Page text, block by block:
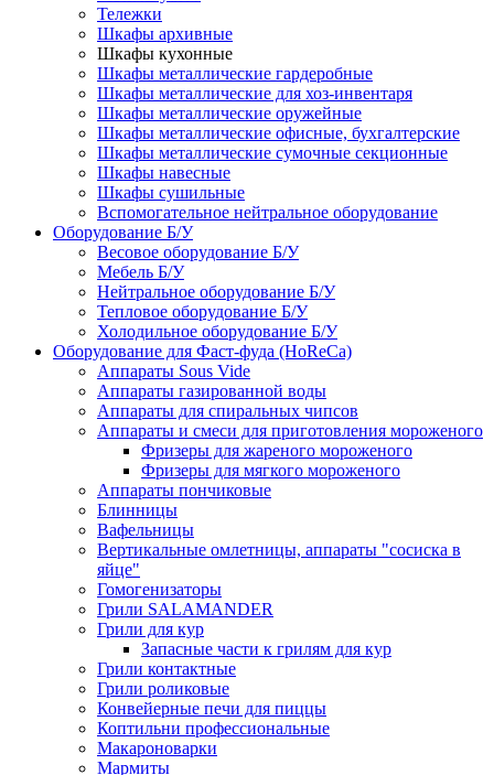
Тележки
Шкафы архивные
Шкафы кухонные
Шкафы металлические гардеробные
Шкафы металлические для хоз-инвентаря
Шкафы металлические оружейные
Шкафы металлические офисные, бухгалтерские
Шкафы металлические сумочные секционные
Шкафы навесные
Шкафы сушильные
Вспомогательное нейтральное оборудование
Оборудование Б/У
Весовое оборудование Б/У
Мебель Б/У
Нейтральное оборудование Б/У
Тепловое оборудование Б/У
Холодильное оборудование Б/У
Оборудование для Фаст-фуда (HoReCa)
Аппараты Sous Vide
Аппараты газированной воды
Аппараты для спиральных чипсов
Аппараты и смеси для приготовления мороженого
Фризеры для жареного мороженого
Фризеры для мягкого мороженого
Аппараты пончиковые
Блинницы
Вафельницы
Вертикальные омлетницы, аппараты "сосиска в
яйце"
Гомогенизаторы
Грили SALAMANDER
Грили для кур
Запасные части к грилям для кур
Грили контактные
Грили роликовые
Конвейерные печи для пиццы
Коптильни профессиональные
Макароноварки
Мармиты